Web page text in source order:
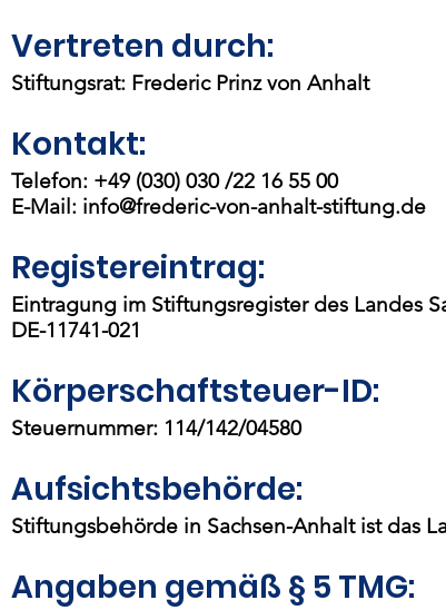
Vertreten durch:
Stiftungsrat: Frederic Prinz von Anhalt
Kontakt:
Telefon: +49 (030) 030 /22 16 55 00
E-Mail: info@frederic-von-anhalt-stiftung.de
Registereintrag:
Eintragung im Stiftungsregister des Landes
DE-11741-021
Körperschaftsteuer-ID:
Steuernummer: 114/142/04580
Aufsichtsbehörde:
Stiftungsbehörde in Sachsen-Anhalt ist das
Angaben gemäß § 5 TMG: